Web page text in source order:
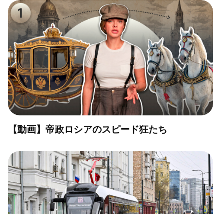
【動画】帝政ロシアのスピード狂たち